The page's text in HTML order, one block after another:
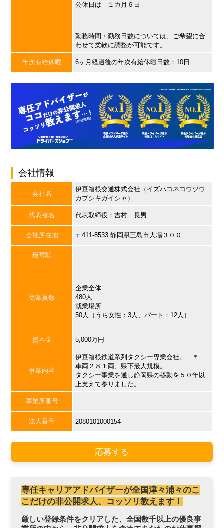
公休日は １カ月６日
勤務時間・勤務日数については、ご希望に合
わせて柔軟に調整が可能です。
年次有給休暇 6ヶ月経過後の年次有給休暇日数：10日
会社情報
会社名
伊豆箱根交通株式会社（イズハコネコウツウ
カブシキガイシャ）
代表者名 代表取締役：吉村 長男
会社所在地 〒411-8533 静岡県三島市大場３００
最寄駅
従業員数
企業全体
480人
就業場所
50人（うち女性：3人、パート：12人）
資本金 5,000万円
事業内容
伊豆箱根鉄道系列タクシー専業会社。 ＊
車両２８１両、県下最大規模。
タクシー事業を通し静岡県の移動を５０年以
上支えて参りました。
事業所番号
法人番号 2080101000154
応募する
専任キャリアアドバイザーが全国津々浦々のこ
こだけの非公開求人、コッソリ教えます！
厳しい登録条件をクリアした、全国数千以上の優良事